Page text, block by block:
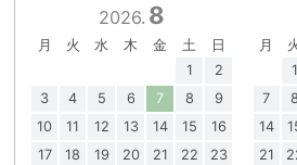
2026. 8
月 火 水 木 金 土
日
1
2
3
4 5 6 7 8
9
10
11 12 13 14 15
16
17
18 19 20 21 22
23
月
1
7
8
14
21